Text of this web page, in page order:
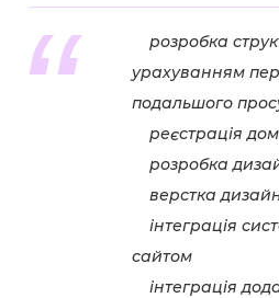
розробка
урахуванням
подальшого
реєстрація
розробка
верстка
інтеграція
сайтом
інтеграція